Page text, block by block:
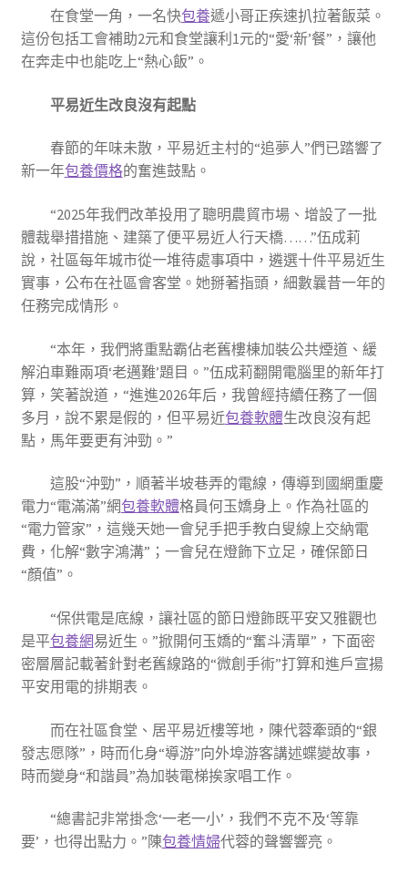
在食堂一角，一名快包養遞小哥正疾速扒拉著飯菜。
這份包括工會補助2元和食堂讓利1元的“愛‘新’餐”，讓他
在奔走中也能吃上“熱心飯”。
平易近生改良沒有起點
春節的年味未散，平易近主村的“追夢人”們已踏響了
新一年包養價格的奮進鼓點。
“2025年我們改革投用了聰明農貿市場、增設了一批
體裁舉措措施、建築了便平易近人行天橋……”伍成莉
說，社區每年城市從一堆待處事項中，遴選十件平易近生
實事，公布在社區會客堂。她掰著指頭，細數曩昔一年的
任務完成情形。
“本年，我們將重點霸佔老舊樓棟加裝公共煙道、緩
解泊車難兩項‘老邁難’題目。”伍成莉翻開電腦里的新年打
算，笑著說道，“進進2026年后，我曾經持續任務了一個
多月，說不累是假的，但平易近包養軟體生改良沒有起
點，馬年要更有沖勁。”
這股“沖勁”，順著半坡巷弄的電線，傳導到國網重慶
電力“電滿滿”網包養軟體格員何玉嬌身上。作為社區的
“電力管家”，這幾天她一會兒手把手教白叟線上交納電
費，化解“數字鴻溝”；一會兒在燈飾下立足，確保節日
“顏值”。
“保供電是底線，讓社區的節日燈飾既平安又雅觀也
是平包養網易近生。”掀開何玉嬌的“奮斗清單”，下面密
密層層記載著針對老舊線路的“微創手術”打算和進戶宣揚
平安用電的排期表。
而在社區食堂、居平易近樓等地，陳代蓉牽頭的“銀
發志愿隊”，時而化身“導游”向外埠游客講述蝶變故事，
時而變身“和諧員”為加裝電梯挨家唱工作。
“總書記非常掛念‘一老一小’，我們不克不及‘等靠
要’，也得出點力。”陳包養情婦代蓉的聲響響亮。